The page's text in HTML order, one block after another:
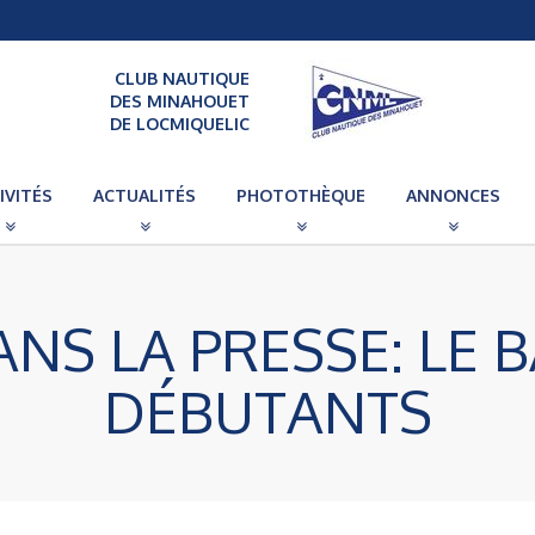
CLUB NAUTIQUE
DES MINAHOUET
DE LOCMIQUELIC
ACTUALITÉS PHOTOTHÈQUE ANNONCES
LA PRESSE: LE
DÉBUTANTS